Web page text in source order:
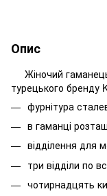
Опис
Жіночий гаманець
турецького бренду
фурнітура
в гаманці
відділення для
три відділи по
чотирнадцять